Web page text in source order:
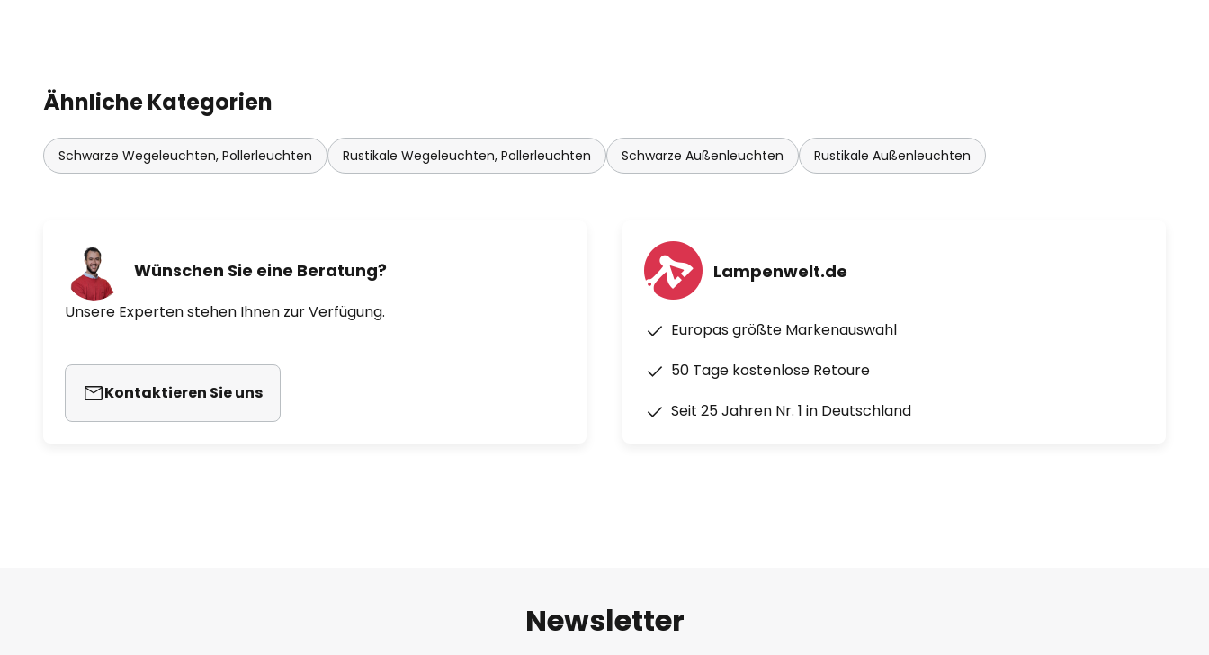
Ähnliche Kategorien
Schwarze Wegeleuchten, Pollerleuchten Rustikale Wegeleuchten, Pollerleuchten Schwarze Außenleuchten Rustikale Außenleuchten
Wünschen Sie eine Beratung?
Unsere Experten stehen Ihnen zur Verfügung.
Kontaktieren Sie uns
Lampenwelt.de
Europas größte Markenauswahl
50 Tage kostenlose Retoure
Seit 25 Jahren Nr. 1 in Deutschland
Newsletter